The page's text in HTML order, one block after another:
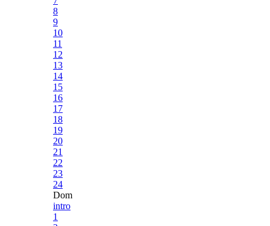
8
9
10
11
12
13
14
15
16
17
18
19
20
21
22
23
24
Dom
intro
1